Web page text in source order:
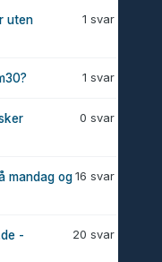
1 svar
uten
1 svar
0 svar
16 svar
mandag og
20 svar
-